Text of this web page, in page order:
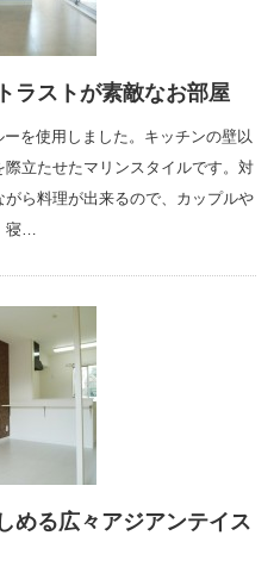
ラストが素敵なお部屋
を使用しました。キッチンの壁以
立たせたマリンスタイルです。対
ら料理が出来るので、カップルや
寝…
める広々アジアンテイス